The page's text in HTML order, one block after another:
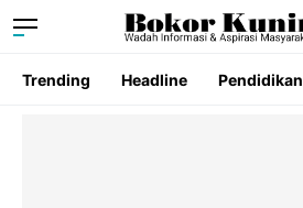
Trending Headline Pendidikan